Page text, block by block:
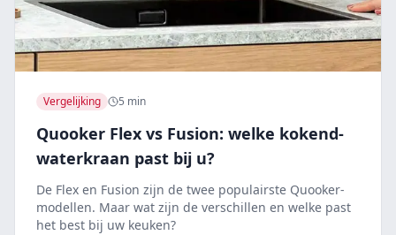
Vergelijking 5 min
Quooker Flex vs Fusion: welke kokend-
waterkraan past bij u?
De Flex en Fusion zijn de twee populairste Quooker-
modellen. Maar wat zijn de verschillen en welke past
het best bij uw keuken?